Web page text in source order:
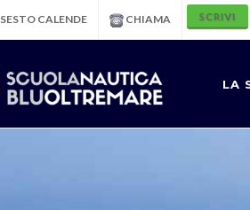
SESTO CALENDE CHIAMA SCRIVI
LA